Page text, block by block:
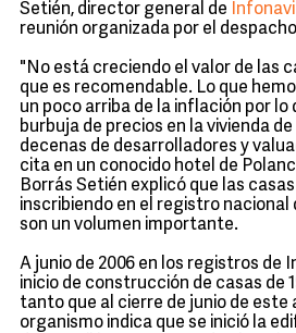
Setién, director general de
reunión organizada por el
"No está creciendo el valor de las
que es recomendable. Lo que
un poco arriba de la inflación por lo
burbuja de precios en la vivienda
decenas de desarrolladores y
cita en un conocido hotel de
Borrás Setién explicó que las
inscribiendo en el registro nacional
son un volumen importante.
A junio de 2006 en los registros de
inicio de construcción de casas de
tanto que al cierre de junio de este
organismo indica que se inició la